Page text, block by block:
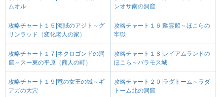
ムオル
ンオサ南の洞窟
攻略チャート１５|海賊のアジト～グ
リンラッド（変化老人の家）
攻略チャート１６|幽霊船～ほこらの
牢獄
攻略チャート１７|ネクロゴンドの洞
窟～スー東の平原（商人の町）
攻略チャート１８|レイアムランドの
ほこら～バラモス城
攻略チャート１９|竜の女王の城～ギ
アガの大穴
攻略チャート２０|ラダトーム～ラダ
トーム北の洞窟